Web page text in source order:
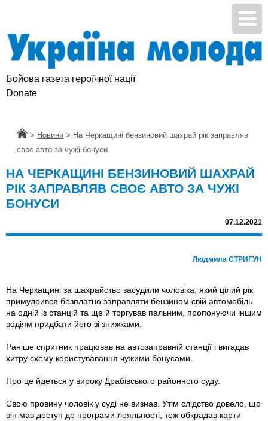
Бойова газета героїчної нації
Donate
Головна
> Новини > На Черкащині бензиновий шахрай рік заправляв
своє авто за чужі бонуси
НА ЧЕРКАЩИНІ БЕНЗИНОВИЙ ШАХРАЙ
РІК ЗАПРАВЛЯВ СВОЄ АВТО ЗА ЧУЖІ
БОНУСИ
07.12.2021
Людмила СТРИГУН
На Черкащині за шахрайство засудили чоловіка, який цілий рік
примудрився безплатно заправляти бензином свій автомобіль
на одній із станцій та ще й торгував пальним, пропонуючи іншим
водіям придбати його зі знижками.
Раніше спритник працював на автозаправній станції і вигадав
хитру схему користувавання чужими бонусами.
Про це йдеться у вироку Драбівського районного суду.
Свою провину чоловік у суді не визнав. Утім слідство довело, що
він мав доступ до програми лояльності, тож обкрадав карти